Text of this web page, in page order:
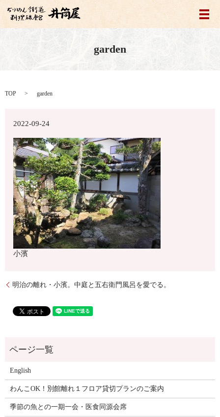
メ
garden
TOP garden
2022-09-24
小濱
明治の離れ・小濱。中庭と五右衛門風呂を愛でる。
English
わんこOK！別館離れ１フロア貸切プランのご案内
季節の魚との一期一会・医食同源会席